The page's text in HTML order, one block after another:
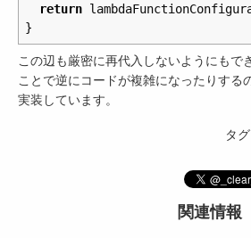
return
}
この辺も厳密に再代入しないようにもで
ことで逆にコードが複雑になったりする
実装しています。
タグ
関連情報